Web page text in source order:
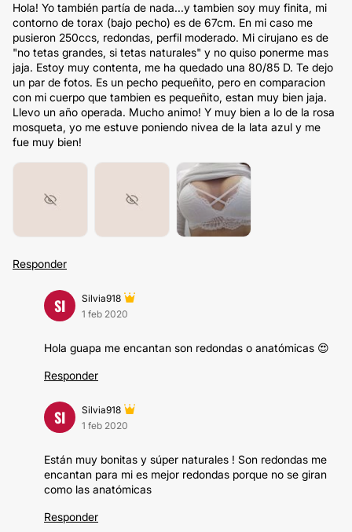
Hola! Yo también partía de nada...y tambien soy muy finita, mi
contorno de torax (bajo pecho) es de 67cm. En mi caso me
pusieron 250ccs, redondas, perfil moderado. Mi cirujano es de
"no tetas grandes, si tetas naturales" y no quiso ponerme mas
jaja. Estoy muy contenta, me ha quedado una 80/85 D. Te dejo
un par de fotos. Es un pecho pequeñito, pero en comparacion
con mi cuerpo que tambien es pequeñito, estan muy bien jaja.
Llevo un año operada. Mucho animo! Y muy bien a lo de la rosa
mosqueta, yo me estuve poniendo nivea de la lata azul y me
fue muy bien!
Responder
SI
Silvia918
1 feb 2020
Hola guapa me encantan son redondas o anatómicas 😍
Responder
SI
Silvia918
1 feb 2020
Están muy bonitas y súper naturales ! Son redondas me
encantan para mi es mejor redondas porque no se giran
como las anatómicas
Responder